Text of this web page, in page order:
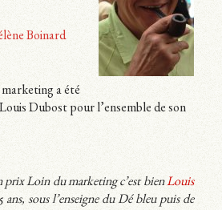
Boinard
a été
Dubost pour l’ensemble de son
prix Loin du marketing c’est bienLouis
sous l’enseigne du Dé bleu puis de